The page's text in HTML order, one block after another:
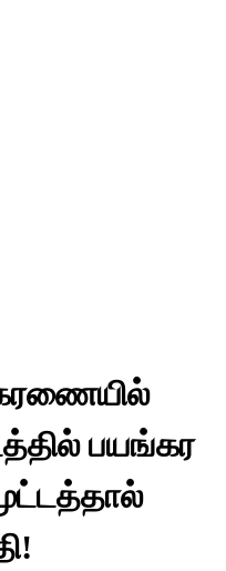
பயங்கர